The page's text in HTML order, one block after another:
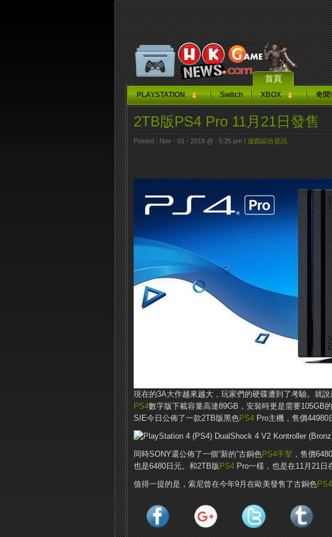
首頁
PLAYSTATION Switch XBOX 奇聞
2TB版PS4 Pro 11月21日發售
Posted : Nov - 01 - 2018 @ : 5:25 pm | 遊戲綜合資訊
現在的3A大作越來越大，玩家們的硬碟遭到了考驗。就
PS4數字版下載容量高達89GB，安裝時更是需要105GB
SIE今日公佈了一款2TB版黑色PS4 Pro主機，售價44980
同時SONY還公佈了一個“新的”古銅色PS4手掣 ，售價
也是6480日元。和2TB版 PS4 Pro一樣，也是在11月21日
值得一提的是，索尼曾在今年9月在歐美發售了古銅色PS4